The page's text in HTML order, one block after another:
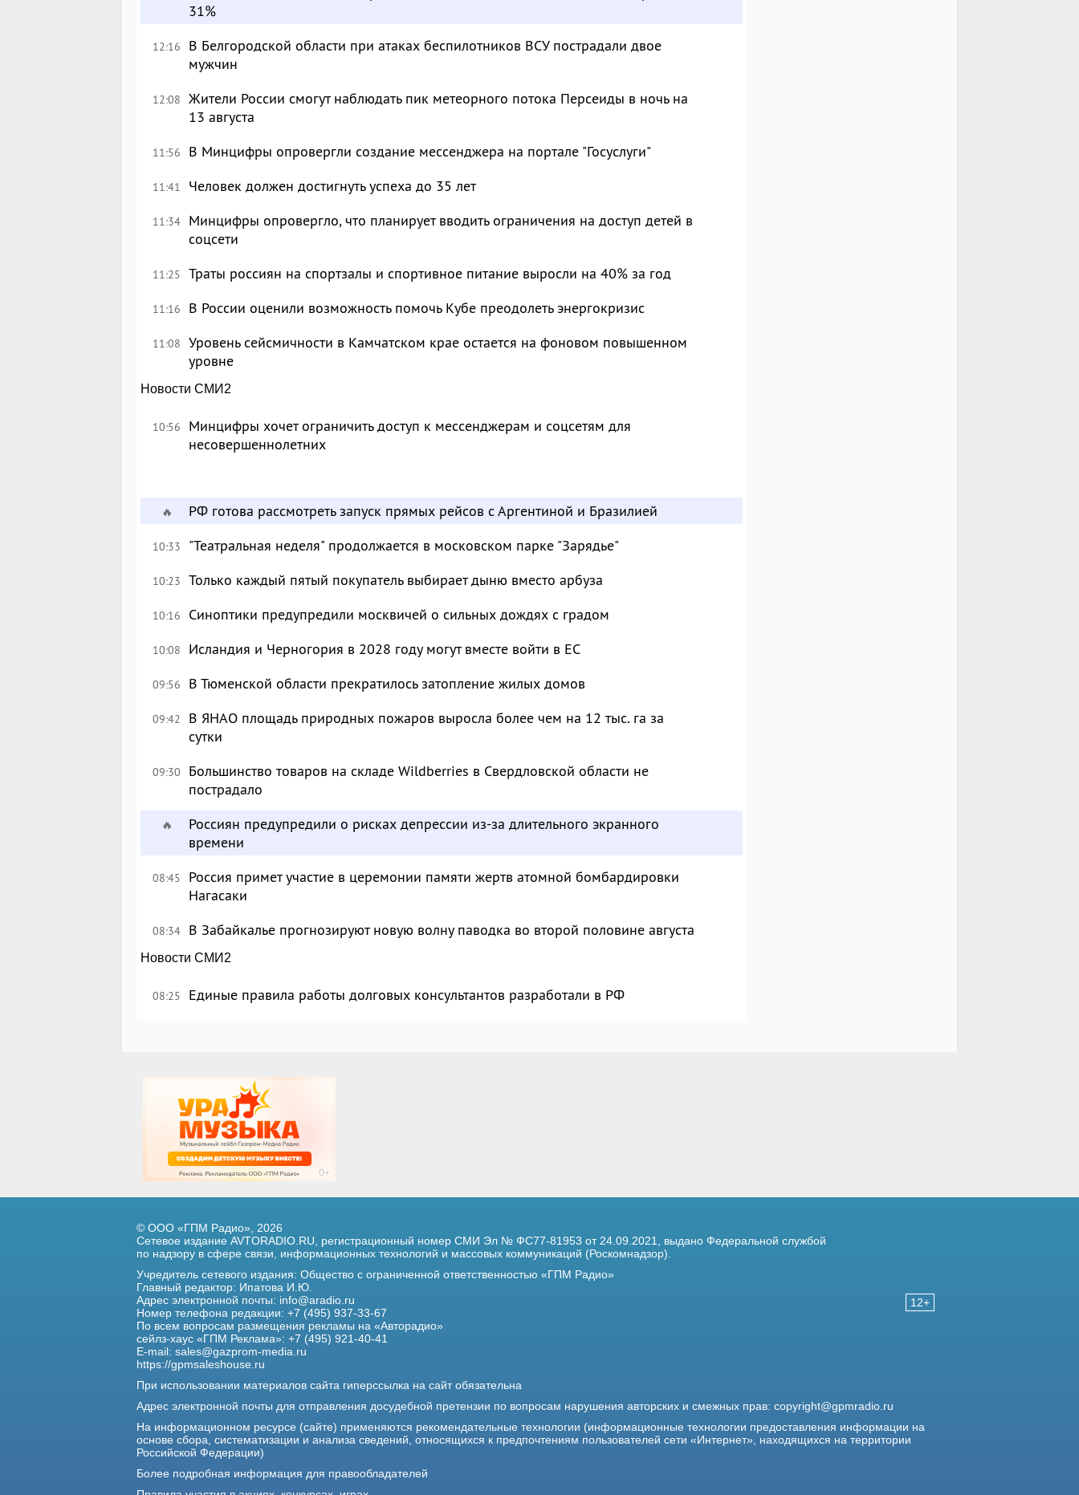
31%
12:16
В Белгородской области при атаках беспилотников ВСУ пострадали двое
мужчин
12:08 Жители России смогут наблюдать пик метеорного потока Персеиды в ночь на
13 августа
11:56 В Минцифры опровергли создание мессенджера на портале "Госуслуги"
11:41 Человек должен достигнуть успеха до 35 лет
11:34 Минцифры опровергло, что планирует вводить ограничения на доступ детей в
соцсети
11:25 Траты россиян на спортзалы и спортивное питание выросли на 40% за год
11:16 В России оценили возможность помочь Кубе преодолеть энергокризис
11:08 Уровень сейсмичности в Камчатском крае остается на фоновом повышенном
уровне
Новости СМИ2
10:56
Минцифры хочет ограничить доступ к мессенджерам и соцсетям для
несовершеннолетних
🔥 РФ готова рассмотреть запуск прямых рейсов с Аргентиной и Бразилией
10:33 "Театральная неделя" продолжается в московском парке "Зарядье"
10:23 Только каждый пятый покупатель выбирает дыню вместо арбуза
10:16 Синоптики предупредили москвичей о сильных дождях с градом
10:08 Исландия и Черногория в 2028 году могут вместе войти в ЕС
09:56 В Тюменской области прекратилось затопление жилых домов
09:42
В ЯНАО площадь природных пожаров выросла более чем на 12 тыс. га за
сутки
09:30
Большинство товаров на складе Wildberries в Свердловской области не
пострадало
🔥
Россиян предупредили о рисках депрессии из-за длительного экранного
времени
08:45
Россия примет участие в церемонии памяти жертв атомной бомбардировки
Нагасаки
08:34 В Забайкалье прогнозируют новую волну паводка во второй половине августа
Новости СМИ2
08:25 Единые правила работы долговых консультантов разработали в РФ
12+
© ООО «ГПМ Радио», 2026
Сетевое издание AVTORADIO.RU, регистрационный номер СМИ Эл № ФС77-81953 от 24.09.2021, выдано Федеральной службой
по надзору в сфере связи, информационных технологий и массовых коммуникаций (Роскомнадзор).
Учредитель сетевого издания: Общество с ограниченной ответственностью «ГПМ Радио»
Главный редактор: Ипатова И.Ю.
Адрес электронной почты: info@aradio.ru
Номер телефона редакции: +7 (495) 937-33-67
По всем вопросам размещения рекламы на «Авторадио»
сейлз-хаус «ГПМ Реклама»: +7 (495) 921-40-41
E-mail: sales@gazprom-media.ru
https://gpmsaleshouse.ru
При использовании материалов сайта гиперссылка на сайт обязательна
Адрес электронной почты для отправления досудебной претензии по вопросам нарушения авторских и смежных прав: copyright@gpmradio.ru
На информационном ресурсе (сайте) применяются рекомендательные технологии (информационные технологии предоставления информации на
основе сбора, систематизации и анализа сведений, относящихся к предпочтениям пользователей сети «Интернет», находящихся на территории
Российской Федерации)
Более подробная информация для правообладателей